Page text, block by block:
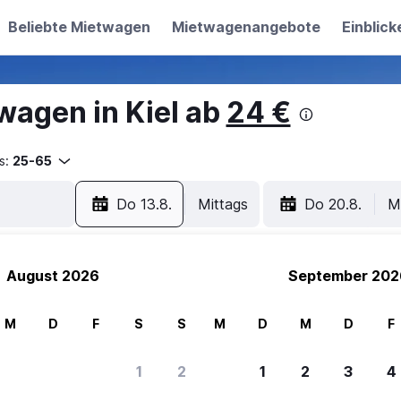
Beliebte Mietwagen Mietwagenangebote
in Kiel ab 24 €
25-65
Do 13.8. Mittags Do 20.8.
August 2026
M D F S S
1 2
September
M D M D F
1 2 3 4